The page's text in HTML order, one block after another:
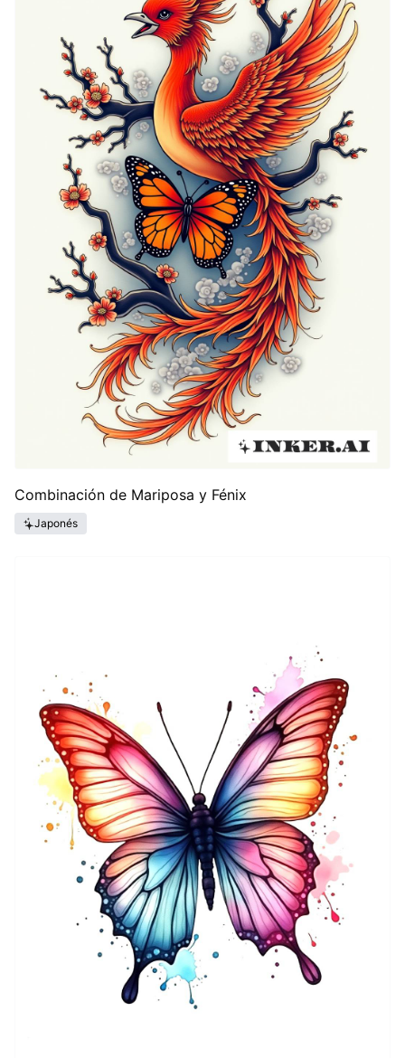
Combinación de Mariposa y Fénix
Japonés